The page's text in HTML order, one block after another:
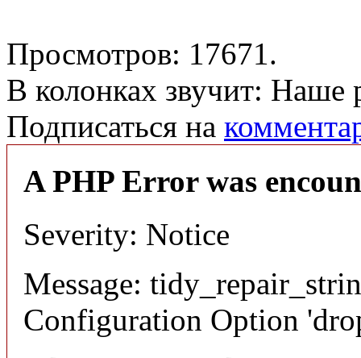
Просмотров: 17671.
В колонках звучит: Наше
Подписаться на
A PHP Error was
Severity: Notice
Message:
Configuration Option